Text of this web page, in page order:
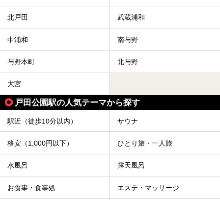
北戸田 武蔵浦和
中浦和 南与野
与野本町 北与野
大宮
戸田公園駅の人気テーマから探す
駅近（徒歩10分以内） サウナ
格安（1,000円以下） ひとり旅・一人旅
水風呂 露天風呂
お食事・食事処 エステ・マッサージ